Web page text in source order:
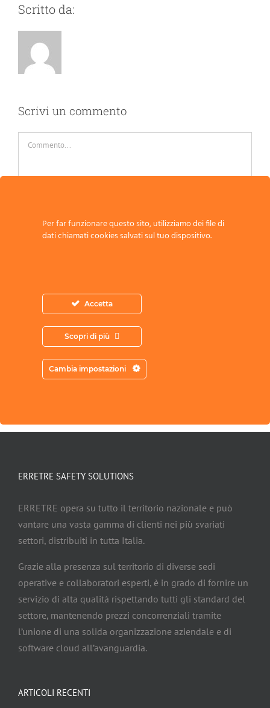
Scritto da:
Scrivi un commento
Acconsento all’archiviazione dei miei
dati secondo l’Informativa sulla Privacy
ERRETRE SAFETY SOLUTIONS
ERRETRE opera su tutto il territorio nazionale e può
vantare una vasta gamma di clienti nei più svariati
settori, distribuiti in tutta Italia.
Grazie alla presenza sul territorio di diverse sedi
operative e collaboratori esperti, è in grado di fornire un
servizio di alta qualità rispettando tutti gli standard del
settore, mantenendo prezzi concorrenziali tramite
l’unione di una solida organizzazione aziendale e di
software cloud all’avanguardia.
ARTICOLI RECENTI
Per far funzionare questo sito, utilizziamo dei file di
dati chiamati cookies salvati sul tuo dispositivo.
Accetta
Scopri di più
Cambia impostazioni